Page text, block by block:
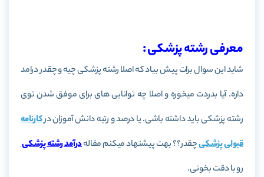
معرفی رشته پزشکی :
شاید این سوال برات پیش بیاد که اصلا رشته پزشکی چیه و چقدر درامد
داره. آیا بدردت میخوره و اصلا چه توانایی های برای موفق شدن توی
رشته پزشکی باید داشته باشی. یا درصد و رتبه دانش آموزان درکارنامه
قبولی پزشکیچقدر؟؟ بهت پیشنهاد میکنم مقالهدرآمد رشته پزشکی
رو با دقت بخونی.